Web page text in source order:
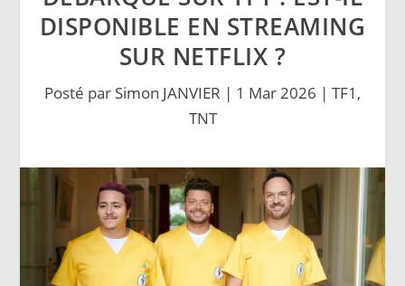
DISPONIBLE EN STREAMING
SUR NETFLIX ?
Posté par Simon JANVIER | 1 Mar 2026 | TF1 ,
TNT